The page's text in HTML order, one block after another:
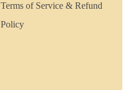
Terms of Service & Refund
Policy